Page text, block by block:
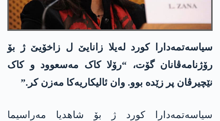
سیاسەتمەدارا کورد لەیلا زانایێ ل زاخۆیێ ژ بۆ
رۆژنامەڤانان گۆت، “رۆلا کاک مەسعوود و کاک
نێچیرڤان پر زێدە بوو. وان ئالیکاریەکا مەزن کر.”
سیاسەتمەدارا کورد ژ بۆ شاھدیا مەراسیما